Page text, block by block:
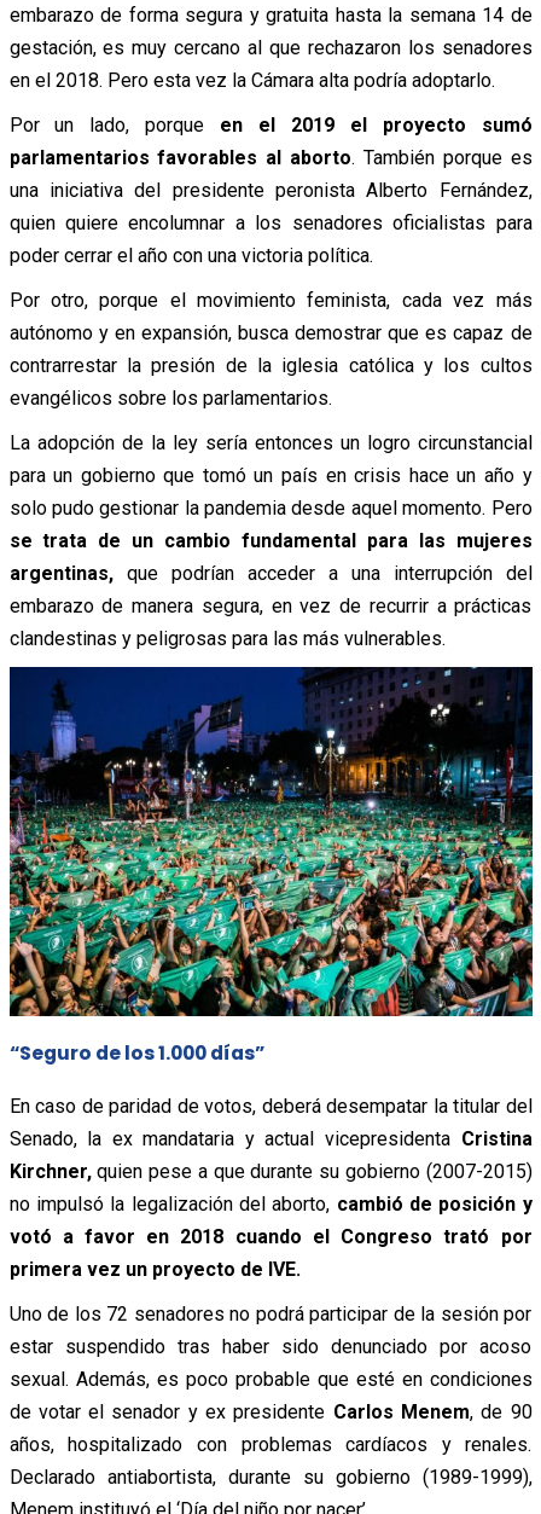
embarazo de forma segura y gratuita hasta la semana 14 de
gestación, es muy cercano al que rechazaron los senadores
en el 2018. Pero esta vez la Cámara alta podría adoptarlo.
Por un lado, porque en el 2019 el proyecto sumó
parlamentarios favorables al aborto. También porque es
una iniciativa del presidente peronista Alberto Fernández,
quien quiere encolumnar a los senadores oficialistas para
poder cerrar el año con una victoria política.
Por otro, porque el movimiento feminista, cada vez más
autónomo y en expansión, busca demostrar que es capaz de
contrarrestar la presión de la iglesia católica y los cultos
evangélicos sobre los parlamentarios.
La adopción de la ley sería entonces un logro circunstancial
para un gobierno que tomó un país en crisis hace un año y
solo pudo gestionar la pandemia desde aquel momento. Pero
se trata de un cambio fundamental para las mujeres
argentinas,que podrían acceder a una interrupción del
embarazo de manera segura, en vez de recurrir a prácticas
clandestinas y peligrosas para las más vulnerables.
“Seguro de los 1.000 días”
En caso de paridad de votos, deberá desempatar la titular del
Senado, la ex mandataria y actual vicepresidenta Cristina
Kirchner,quien pese a que durante su gobierno (2007-2015)
no impulsó la legalización del aborto, cambió de posición y
votó a favor en 2018 cuando el Congreso trató por
primera vez un proyecto de IVE.
Uno de los 72 senadores no podrá participar de la sesión por
estar suspendido tras haber sido denunciado por acoso
sexual. Además, es poco probable que esté en condiciones
de votar el senador y ex presidente Carlos Menem, de 90
años, hospitalizado con problemas cardíacos y renales.
Declarado antiabortista, durante su gobierno (1989-1999),